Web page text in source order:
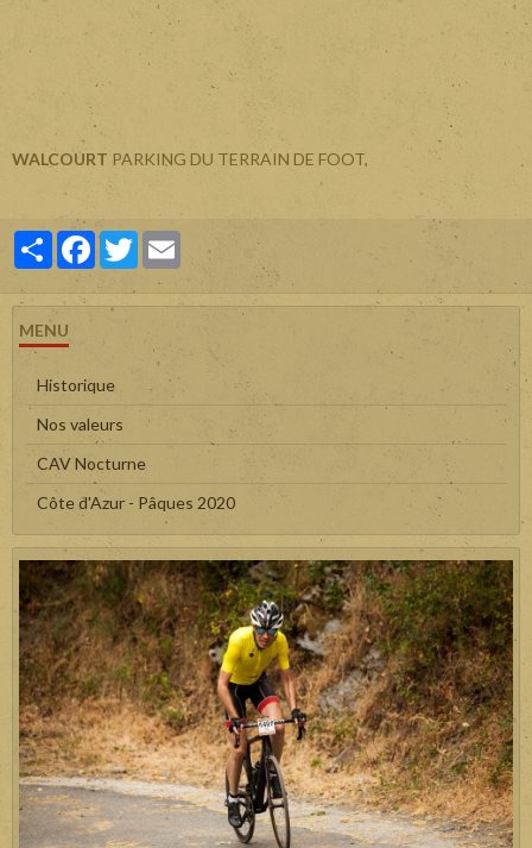
WALCOURT PARKING DU TERRAIN DE FOOT,
PartagerFacebook
Twitter
MENU
Historique
Nos valeurs
CAV Nocturne
Côte d'Azur - Pâques 2020